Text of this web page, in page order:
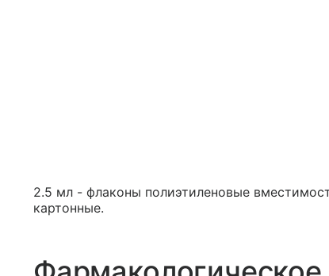
2.5 мл - флаконы полиэтиленовые
картонные.